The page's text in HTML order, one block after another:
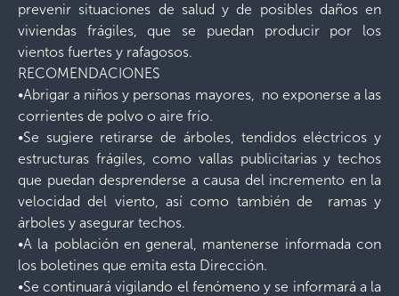
prevenir situaciones de salud y de posibles daños en
viviendas frágiles, que se puedan producir por los
vientos fuertes y rafagosos.
RECOMENDACIONES
•Abrigar a niños y personas mayores, no exponerse a las
corrientes de polvo o aire frío.
•Se sugiere retirarse de árboles, tendidos eléctricos y
estructuras frágiles, como vallas publicitarias y techos
que puedan desprenderse a causa del incremento en la
velocidad del viento, así como también de ramas y
árboles y asegurar techos.
•A la población en general, mantenerse informada con
los boletines que emita esta Dirección.
•Se continuará vigilando el fenómeno y se informará a la